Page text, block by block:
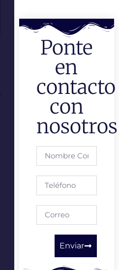
Ponte
en
contacto
con
nosotros
Enviar